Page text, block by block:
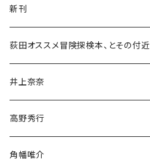
新刊
和書
文学・小説・物語
随筆・ノンフィクション・その他
荻田オススメ冒険探検本、とその付近
井上奈奈
高野秀行
角幡唯介